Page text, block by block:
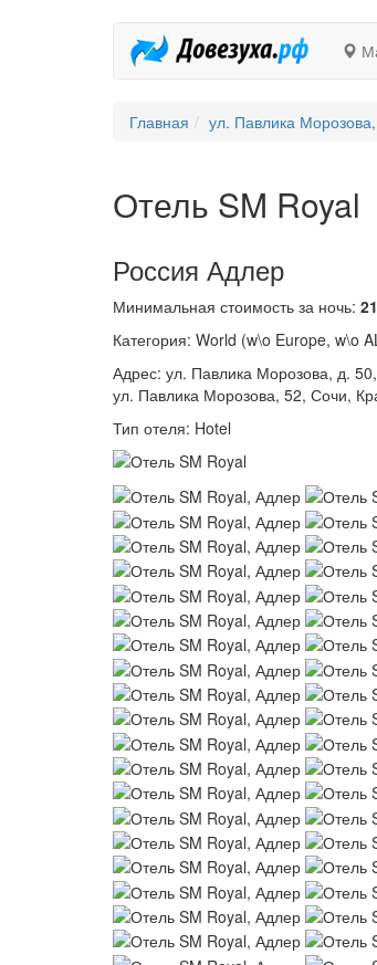
Главная ул. Павлика
Отель SM Royal
Россия Адлер
Минимальная стоимость за ночь:
Категория: World (w\o Europe, w\o
Адрес: ул. Павлика Морозова, д.
ул. Павлика Морозова, 52, Сочи,
Тип отеля: Hotel